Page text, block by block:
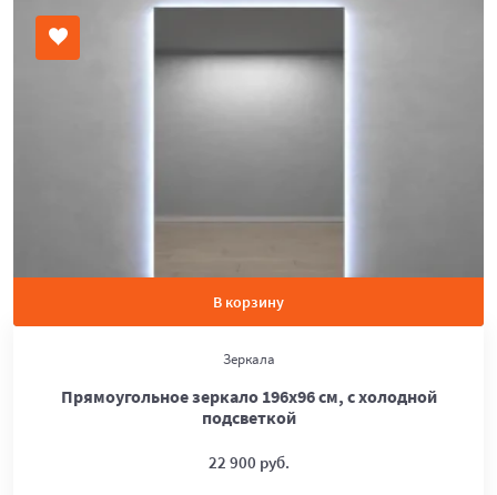
В корзину
Зеркала
Прямоугольное зеркало 196х96 см, с холодной
подсветкой
22 900 руб.